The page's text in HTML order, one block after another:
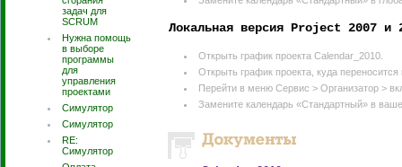
задач для
SCRUM
Нужна помощь
в выборе
программы
для
управления
проектами
Симулятор
Симулятор
RE:
Симулятор
Локальная версия Project 2007 и
Открыть график проекта Calendar_2010.
Открыть график проекта, куда переносится
Перейти в меню Сервис > Организатор >
Замените календарь «Стандартный» в